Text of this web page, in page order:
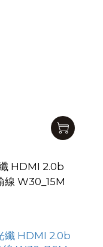
HDMI 2.0b
W30_15M